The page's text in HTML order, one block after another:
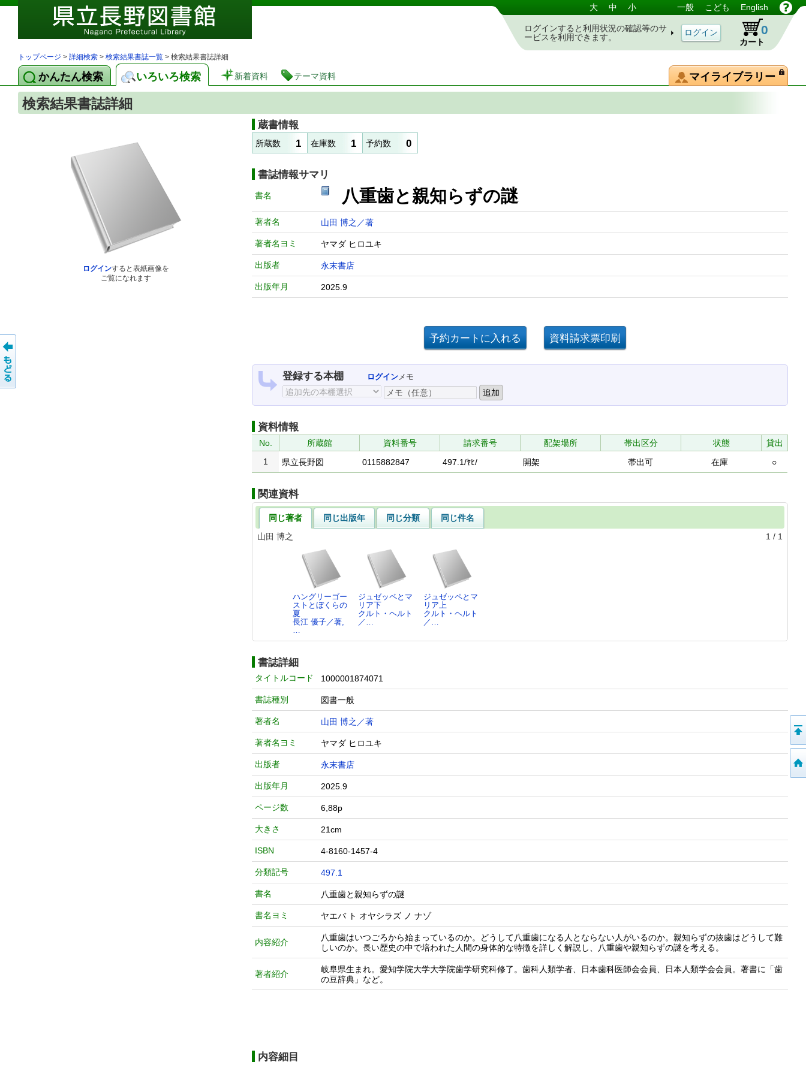
図書館 蔵書検索・予約システム 大 中 小 一般 こども English
ログインすると利用状況の確認等のサ
ービスを利用できます。
カート
0
トップページ > 詳細検索 > 検索結果書誌一覧 > 検索結果書誌詳細
かんたん検索 いろいろ検索 新着資料 テーマ資料 マイライブラリー
検索結果書誌詳細
ログインすると表紙画像を
ご覧になれます
蔵書情報
所蔵数 1 在庫数 1 予約数 0
書誌情報サマリ
書名 八重歯と親知らずの謎
著者名 山田 博之／著
著者名ヨミ ヤマダ ヒロユキ
出版者 永末書店
出版年月 2025.9
登録する本棚 ログインメモ
資料情報
No. 所蔵館 資料番号 請求番号 配架場所 帯出区分 状態
貸出
1
県立長野図 0115882847 497.1/ﾔﾋ/ 開架 帯出可 在庫 ○
関連資料
同じ著者 同じ出版年 同じ分類
同じ件名
山田 博之
1 / 1
ハングリーゴー
ストとぼくらの
夏
長江 優子／著,
…
ジュゼッペとマ
リア下
クルト・ヘルト
／…
ジュゼッペとマ
リア上
クルト・ヘルト
／…
書誌詳細
タイトルコード 1000001874071
書誌種別 図書一般
著者名 山田 博之／著
著者名ヨミ ヤマダ ヒロユキ
出版者 永末書店
出版年月 2025.9
ページ数 6,88p
大きさ 21cm
ISBN 4-8160-1457-4
分類記号 497.1
書名 八重歯と親知らずの謎
書名ヨミ ヤエバ ト オヤシラズ ノ ナゾ
内容紹介
八重歯はいつごろから始まっているのか。どうして八重歯になる人とならない人がいるのか。親知らずの抜歯はどうして難
しいのか。長い歴史の中で培われた人間の身体的な特徴を詳しく解説し、八重歯や親知らずの謎を考える。
著者紹介
岐阜県生まれ。愛知学院大学大学院歯学研究科修了。歯科人類学者、日本歯科医師会会員、日本人類学会会員。著書に「歯
の豆辞典」など。
内容細目